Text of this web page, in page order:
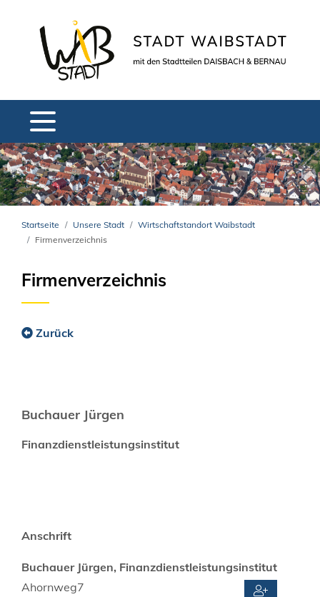
Startseite Unsere Stadt
Wirtschaftstandort Waibstadt
Firmenverzeichnis
Firmenverzeichnis
Zurück
Buchauer Jürgen
Finanzdienstleistungsinstitut
Anschrift
Buchauer Jürgen, Finanzdienstleistungsinstitut
Ahornweg7